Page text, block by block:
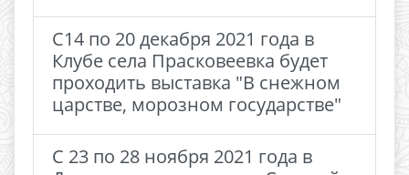
С14 по 20 декабря 2021 года в
Клубе села Прасковеевка будет
проходить выставка "В снежном
царстве, морозном государстве"
С 23 по 28 ноября 2021 года в